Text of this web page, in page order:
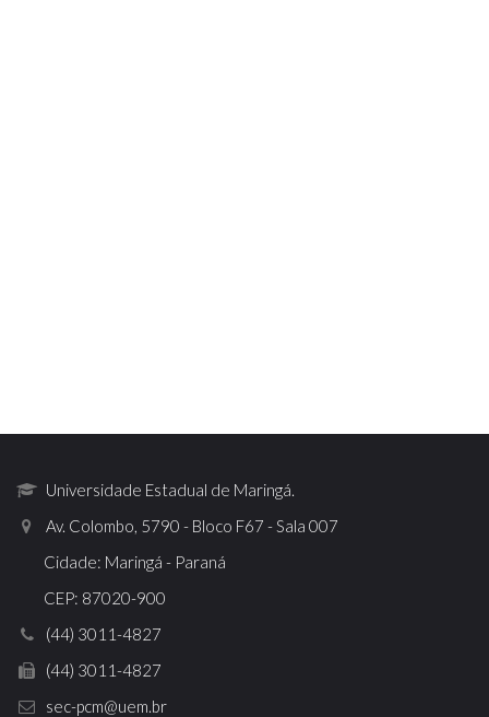
Universidade Estadual de Maringá.
Av. Colombo, 5790 - Bloco F67 - Sala 007
Cidade: Maringá - Paraná
CEP: 87020-900
(44) 3011-4827
(44) 3011-4827
sec-pcm@uem.br